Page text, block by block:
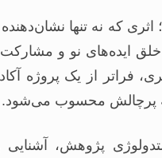
که نه تنها
ایده‌های نو و
فراتر از یک پروژه
پرچالش محسوب می‌شود.
پژوهش، آشنایی با